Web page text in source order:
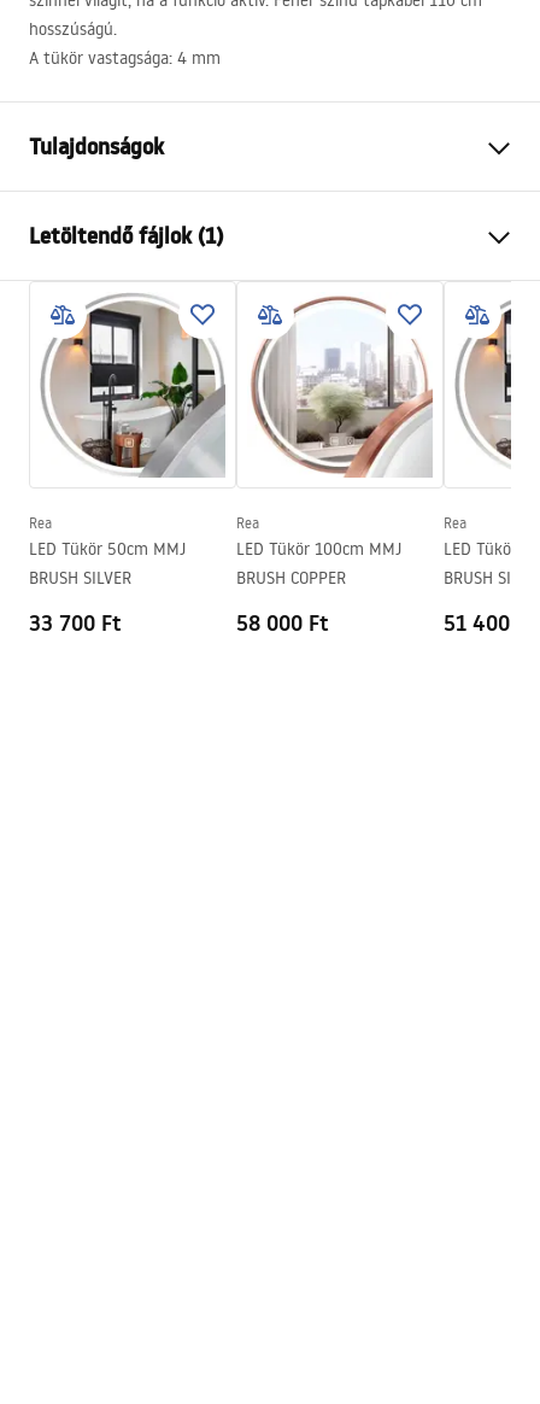
hosszúságú.
A tükör vastagsága: 4 mm
Tulajdonságok
Szélesség
Mélység
20mm
LED világítás
Igen
Keret
Igen
A keret színe
Szálcsiszolt réz
A keret anyaga
Alumínium
Páramentesítő
erő
12W
Letöltendő fájlok (1)
manual mirror led
manual mirror led.pdf
Rea
LED Tükör 50cm MMJ
BRUSH SILVER
33 700 Ft
Rea
LED Tükör 100cm MMJ
BRUSH COPPER
58 000 Ft
Rea
LED Tükör
BRUSH
51 400 Ft